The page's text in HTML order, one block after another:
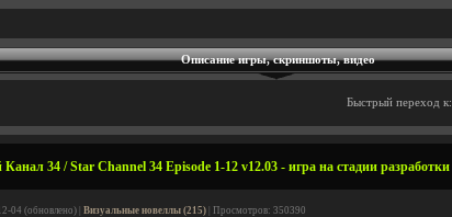
Описание игры, скриншоты, видео
Быстрый переход к:
34 / Star Channel 34 Episode 1-12 v12.03 - игра на стадии разработки
04 (обновлено) | Визуальные новеллы (215) | Просмотров: 350390